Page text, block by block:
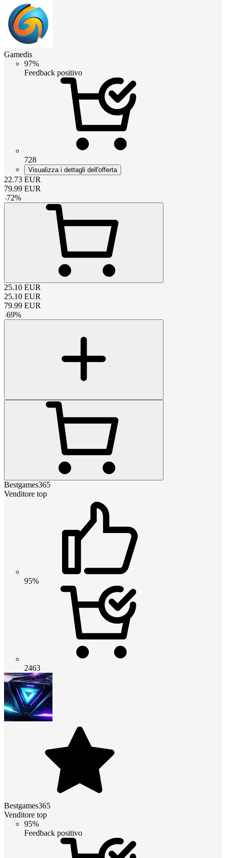
Gamedis
97%
Feedback positivo
728
Visualizza i dettagli dell'offerta
22.73 EUR
79.99 EUR
-72%
25.10 EUR
25.10 EUR
79.99 EUR
-69%
Bestgames365
Venditore top
95%
2463
Bestgames365
Venditore top
95%
Feedback positivo